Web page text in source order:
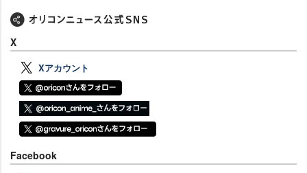
X
Xアカウント
Facebook